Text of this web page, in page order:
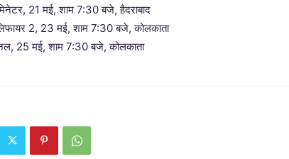
21 मई, शाम 7:30 बजे, हैदराबाद
2, 23 मई, शाम 7:30 बजे, कोलकाता
25 मई, शाम 7:30 बजे, कोलकाता